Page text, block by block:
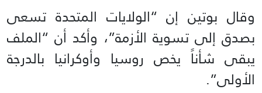
وقال بوتين إن “الولايات المتحدة تسعى
بصدق إلى تسوية الأزمة”، وأكد أن “الملف
يبقى شأناً يخص روسيا وأوكرانيا بالدرجة
الأولى”.